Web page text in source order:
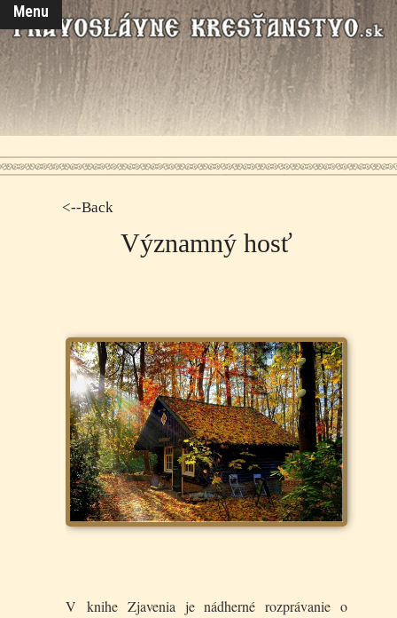
Menu
<--Back
Významný hosť
V knihe Zjavenia je nádherné rozprávanie o